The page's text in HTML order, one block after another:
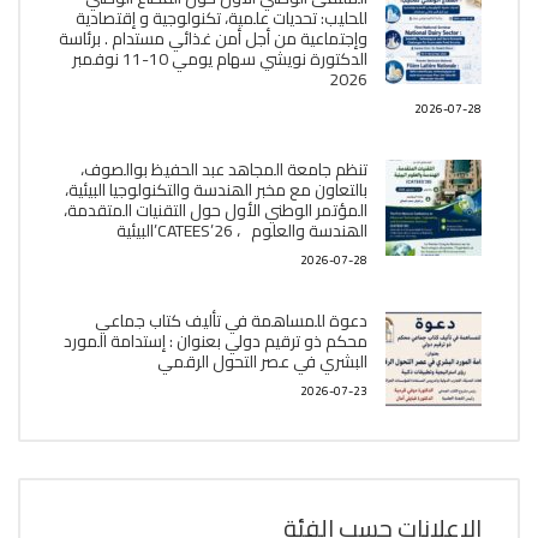
للحليب: تحديات علمية، تكنولوجية و إقتصادية
وإجتماعية من أجل أمن غذائي مستدام . برئاسة
الدكتورة نويشي سهام يومي 10-11 نوفمبر
2026
2026-07-28
تنظم جامعة المجاهد عبد الحفيظ بوالصوف،
بالتعاون مع مخبر الھندسة والتكنولوجيا البیئیة،
المؤتمر الوطني الأول حول التقنيات المتقدمة،
الھندسة والعلوم ، CATEES’26’البیئية
2026-07-28
دعوة للمساهمة في تأليف كتاب جماعي
محكم ذو ترقيم دولي بعنوان : إستدامة المورد
البشري في عصر التحول الرقمي
2026-07-23
الإعلانات حسب الفئة